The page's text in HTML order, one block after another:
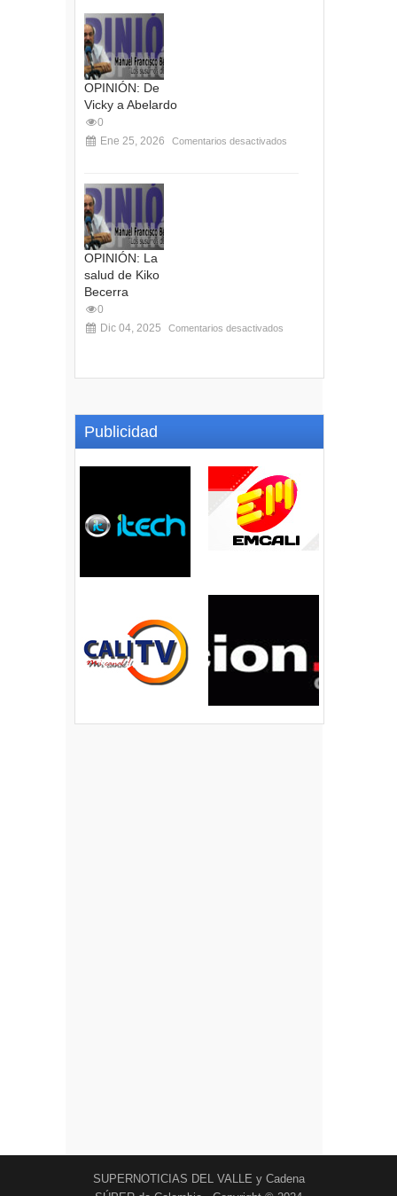
OPINIÓN: De
Vicky a Abelardo
0
Ene 25, 2026
Comentarios desactivados
OPINIÓN: La
salud de Kiko
Becerra
0
Dic 04, 2025
Comentarios desactivados
Publicidad
SUPERNOTICIAS DEL VALLE y Cadena